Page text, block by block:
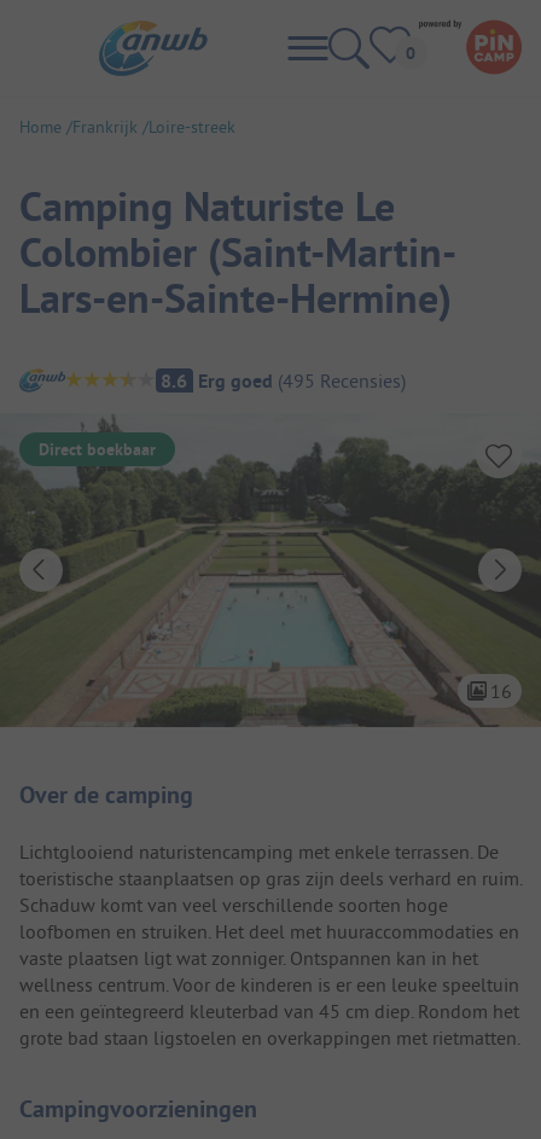
Home Frankrijk Loire-streek
Camping Naturiste Le
Colombier (Saint-Martin-
Lars-en-Sainte-Hermine)
Camping overzicht
8.6 Erg goed (495 Recensies)
Direct boekbaar
16
Over de camping
Lichtglooiend naturistencamping met enkele terrassen. De
toeristische staanplaatsen op gras zijn deels verhard en ruim.
Schaduw komt van veel verschillende soorten hoge
loofbomen en struiken. Het deel met huuraccommodaties en
vaste plaatsen ligt wat zonniger. Ontspannen kan in het
wellness centrum. Voor de kinderen is er een leuke speeltuin
en een geïntegreerd kleuterbad van 45 cm diep. Rondom het
grote bad staan ligstoelen en overkappingen met rietmatten.
Campingvoorzieningen